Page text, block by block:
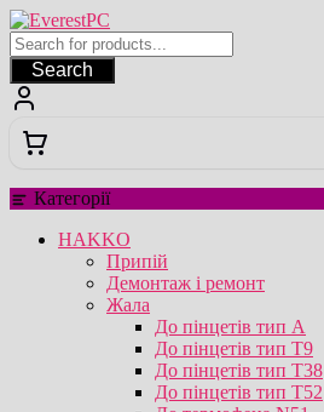
Перейти
до
вмісту
Search
Категорії
HAKKO
Припій
Демонтаж і ремонт
Жала
До пінцетів тип А
До пінцетів тип T9
До пінцетів тип T38
До пінцетів тип T52